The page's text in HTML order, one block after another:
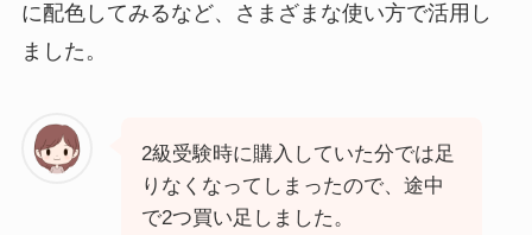
に配色してみるなど、さまざまな使い方で活用し
ました。
2級受験時に購入していた分では足
りなくなってしまったので、途中
で2つ買い足しました。